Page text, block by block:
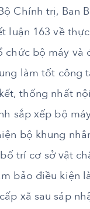
Chính trị, Ban
luận 163 về
chức bộ máy và
làm tốt công
thống nhất
sắp xếp bộ
bộ khung
trí cơ sở vật
bảo điều kiện
xã sau sáp